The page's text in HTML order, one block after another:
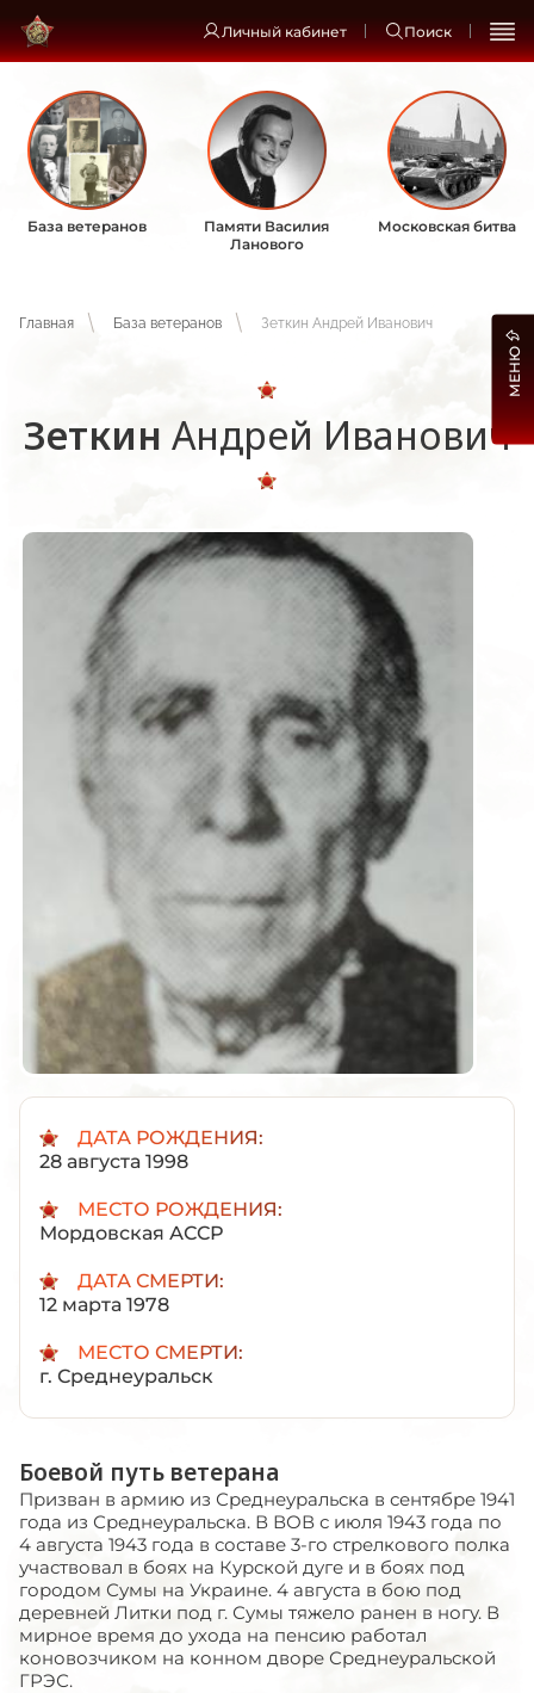
Личный кабинет Поиск
База ветеранов
Памяти Василия
Ланового
Московская битва
Главная База ветеранов Зеткин Андрей Иванович
Зеткин Андрей Иванович
ДАТА РОЖДЕНИЯ:
28 августа 1998
МЕСТО РОЖДЕНИЯ:
Мордовская АССР
ДАТА СМЕРТИ:
12 марта 1978
МЕСТО СМЕРТИ:
г. Среднеуральск
Боевой путь ветерана
Призван в армию из Среднеуральска в сентябре 1941
года из Среднеуральска. В ВОВ с июля 1943 года по
4 августа 1943 года в составе 3-го стрелкового полка
участвовал в боях на Курской дуге и в боях под
городом Сумы на Украине. 4 августа в бою под
деревней Литки под г. Сумы тяжело ранен в ногу. В
мирное время до ухода на пенсию работал
коновозчиком на конном дворе Среднеуральской
ГРЭС.
МЕНЮ